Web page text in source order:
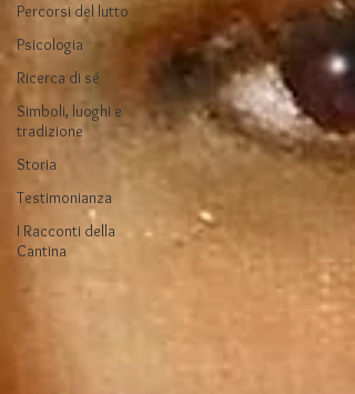
Percorsi del lutto
Psicologia
Ricerca di sé
Simboli, luoghi e
tradizione
Storia
Testimonianza
I Racconti della
Cantina